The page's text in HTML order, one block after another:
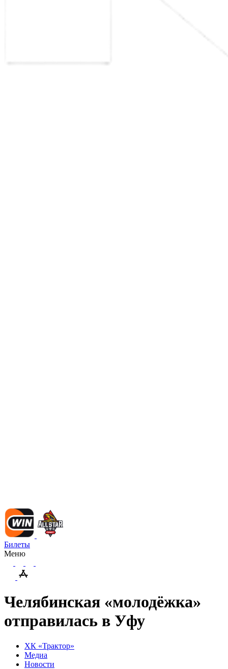
Билеты
Меню
Челябинская «молодёжка»
отправилась в Уфу
ХК «Трактор»
Медиа
Новости